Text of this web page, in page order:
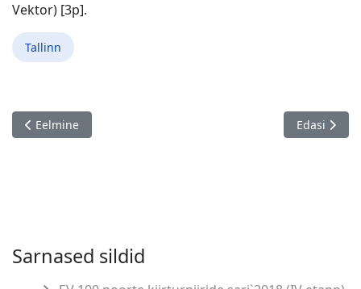
Vektor) [3p].
Tallinn
Eelmine artikkel: Leo Rehemaa mälestusturniir / Rapla
Eelmine Järgmine
Edasi
Sarnased sildid